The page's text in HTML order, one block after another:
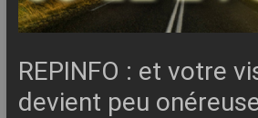
REPINFO : et votre
devient peu